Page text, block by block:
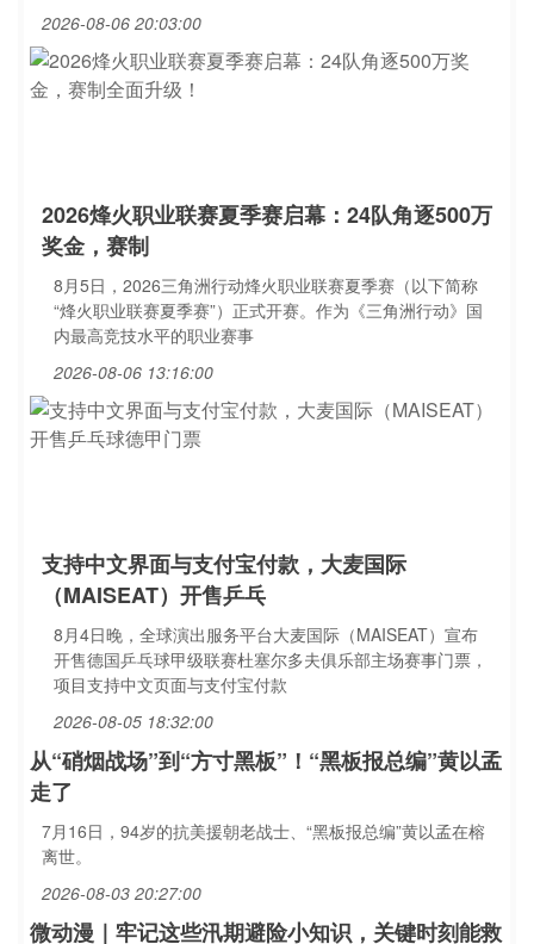
2026-08-06 20:03:00
2026烽火职业联赛夏季赛启幕：24队角逐500万
奖金，赛制
8月5日，2026三角洲行动烽火职业联赛夏季赛（以下简称
“烽火职业联赛夏季赛”）正式开赛。作为《三角洲行动》国
内最高竞技水平的职业赛事
2026-08-06 13:16:00
支持中文界面与支付宝付款，大麦国际
（MAISEAT）开售乒乓
8月4日晚，全球演出服务平台大麦国际（MAISEAT）宣布
开售德国乒乓球甲级联赛杜塞尔多夫俱乐部主场赛事门票，
项目支持中文页面与支付宝付款
2026-08-05 18:32:00
从“硝烟战场”到“方寸黑板”！“黑板报总编”黄以孟
走了
7月16日，94岁的抗美援朝老战士、“黑板报总编”黄以孟在榕
离世。
2026-08-03 20:27:00
微动漫｜牢记这些汛期避险小知识，关键时刻能救